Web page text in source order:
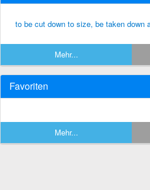
to be cut down to size, be taken down
Mehr...
Favoriten
Mehr...